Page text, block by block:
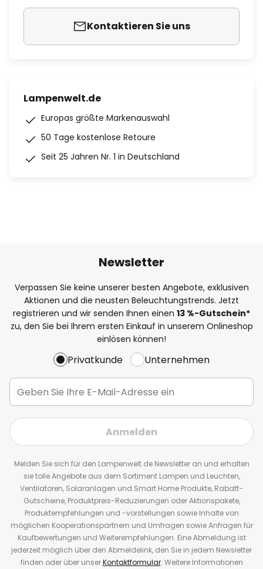
Kontaktieren Sie uns
Lampenwelt.de
Europas größte Markenauswahl
50 Tage kostenlose Retoure
Seit 25 Jahren Nr. 1 in Deutschland
Newsletter
Verpassen Sie keine unserer besten Angebote, exklusiven
Aktionen und die neusten Beleuchtungstrends. Jetzt
registrieren und wir senden Ihnen einen 13 %-Gutschein*
zu, den Sie bei Ihrem ersten Einkauf in unserem Onlineshop
einlösen können!
Privatkunde Unternehmen
Anmelden
Melden Sie sich für den Lampenwelt.de Newsletter an und erhalten
sie tolle Angebote aus dem Sortiment Lampen und Leuchten,
Ventilatoren, Solaranlagen und Smart Home Produkte, Rabatt-
Gutscheine, Produktpreis-Reduzierungen oder Aktionspakete,
Produktempfehlungen und -vorstellungen sowie Inhalte von
möglichen Kooperationspartnern und Umfragen sowie Anfragen für
Kaufbewertungen und Weiterempfehlungen. Eine Abmeldung ist
jederzeit möglich über den Abmeldelink, den Sie in jedem Newsletter
finden oder über unserKontaktformular. Weitere Informationen